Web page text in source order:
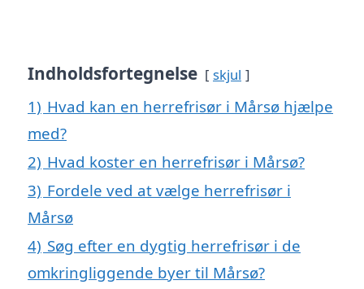
Indholdsfortegnelse skjul
1) Hvad kan en herrefrisør i Mårsø hjælpe
med?
2) Hvad koster en herrefrisør i Mårsø?
3) Fordele ved at vælge herrefrisør i
Mårsø
4) Søg efter en dygtig herrefrisør i de
omkringliggende byer til Mårsø?